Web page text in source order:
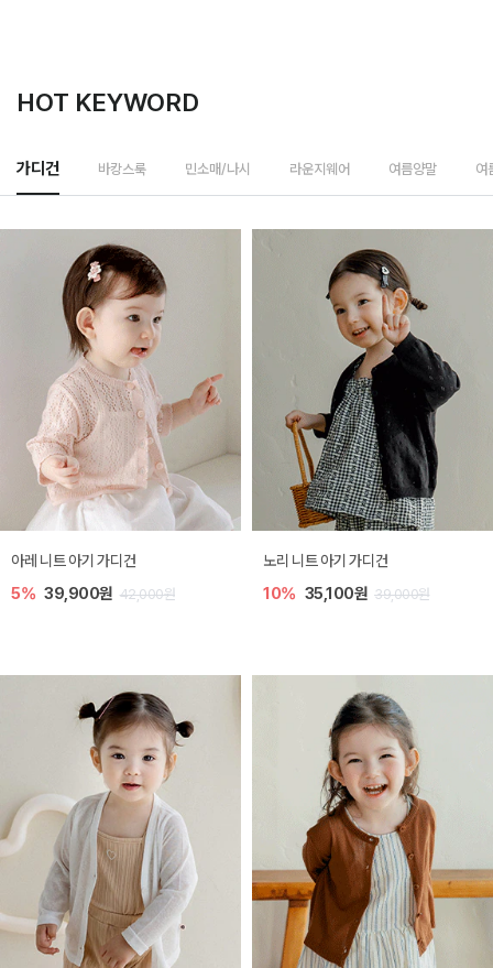
HOT KEYWORD
가디건 바캉스룩 민소매/나시 라운지웨어 여름양말 여
[SIZE ~6Y] 로메이 라운지 셋업
10% 23,400원 26,000원
밀라 아기 원피스
20% 27,200원 34,000원